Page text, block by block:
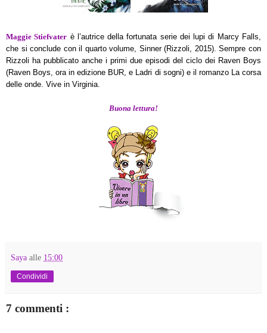
Maggie Stiefvater è l’autrice della fortunata serie dei lupi di Marcy Falls,
che si conclude con il quarto volume, Sinner (Rizzoli, 2015). Sempre con
Rizzoli ha pubblicato anche i primi due episodi del ciclo dei Raven Boys
(Raven Boys, ora in edizione BUR, e Ladri di sogni) e il romanzo La corsa
delle onde. Vive in Virginia.
Buona lettura!
Saya alle 15:00
Condividi
7 commenti :